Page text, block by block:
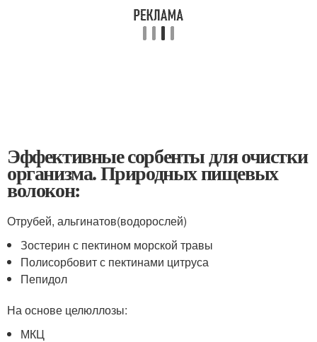
Эффективные сорбенты для очистки
организма. Природных пищевых
волокон:
Отрубей, альгинатов(водорослей)
Зостерин с пектином морской травы
Полисорбовит с пектинами цитруса
Пепидол
На основе целюллозы:
МКЦ